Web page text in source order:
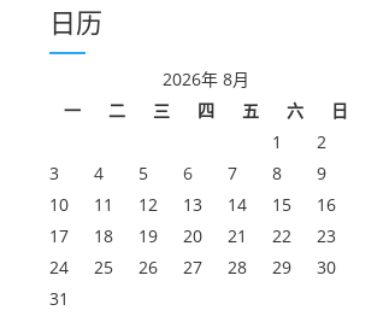
日历
2026年 8月
一
二 三 四 五 六
日
1
2
3
4 5 6 7 8
9
10
11 12 13 14 15
16
17
18 19 20 21 22
23
24
25 26 27 28 29
30
31